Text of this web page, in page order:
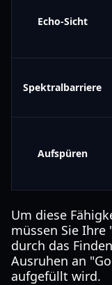
Echo-Sicht
Spektralbarriere
Aufspüren
Um diese
müssen Sie
durch das
Ausruhen an
aufgefüllt wird.